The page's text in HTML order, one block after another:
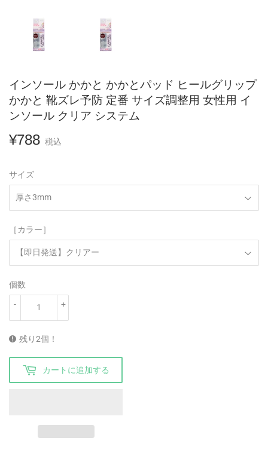
インソール かかと かかとパッド ヒールグリップ
かかと 靴ズレ予防 定番 サイズ調整用 女性用 イ
ンソール クリア システム
¥788 ¥788
税込
サイズ
［カラー］
個数
+
-
残り2個！
カートに追加する